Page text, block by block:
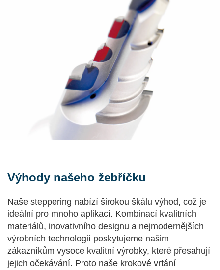
Výhody našeho žebříčku
Naše steppering nabízí širokou škálu výhod, což je
ideální pro mnoho aplikací. Kombinací kvalitních
materiálů, inovativního designu a nejmodernějších
výrobních technologií poskytujeme našim
zákazníkům vysoce kvalitní výrobky, které přesahují
jejich očekávání. Proto naše krokové vrtání